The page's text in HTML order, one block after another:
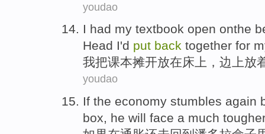
youdao
I had my textbook open onthe
Head I'd put back together for
我把课本摊开放在床上 ， 边上放
youdao
If the economy stumbles again
box, he will face a much